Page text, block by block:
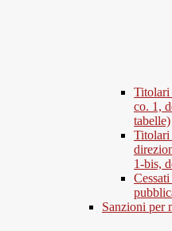
Titolari
co. 1,
tabelle)
Titolari
1-bis,
Sanzioni per